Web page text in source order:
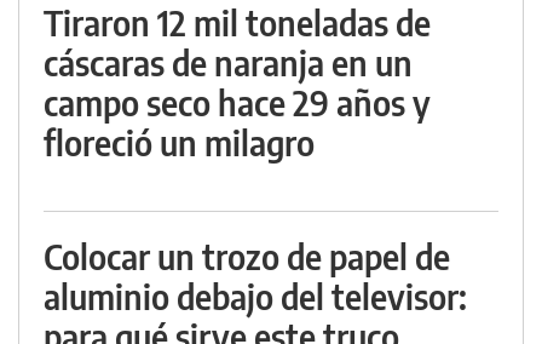
Tiraron 12 mil toneladas de
cáscaras de naranja en un
campo seco hace 29 años y
floreció un milagro
Colocar un trozo de papel de
aluminio debajo del televisor: